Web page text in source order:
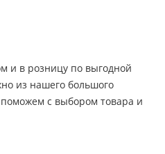
и в розницу по выгодной
из нашего большого
с выбором товара и